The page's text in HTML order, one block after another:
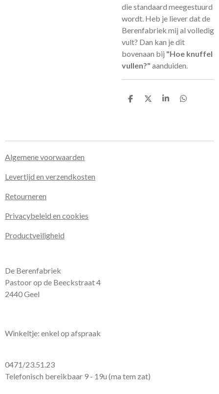
die standaard meegestuurd
wordt. Heb je liever dat de
Berenfabriek mij al volledig
vult? Dan kan je dit
bovenaan bij "Hoe knuffel
vullen?" aanduiden.
D
D
S
D
Algemene voorwaarden
Levertijd en verzendkosten
Retourneren
Privacybeleid en cookies
Productveiligheid
De Berenfabriek
Pastoor op de Beeckstraat 4
2440 Geel
Winkeltje: enkel op afspraak
0471/23.51.23
Telefonisch bereikbaar 9 - 19u (ma tem zat)